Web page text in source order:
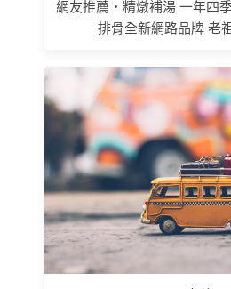
網友推薦 • 精燉補湯 一年四
排骨全新網路品牌 老